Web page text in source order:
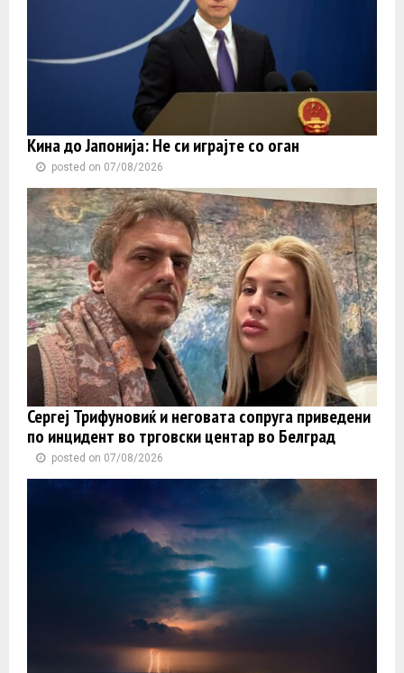
Кина до Јапонија: Не си играјте со оган
posted on 07/08/2026
Сергеј Трифуновиќ и неговата сопруга приведени
по инцидент во трговски центар во Белград
posted on 07/08/2026